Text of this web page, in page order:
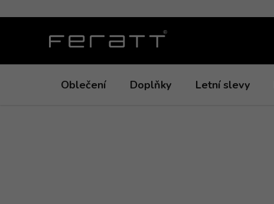
na
Oblečení Doplňky Letní slevy